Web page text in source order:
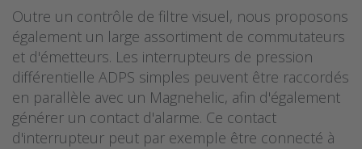
Outre un contrôle de filtre visuel, nous proposons
également un large assortiment de commutateurs
et d'émetteurs. Les interrupteurs de pression
différentielle ADPS simples peuvent être raccordés
en parallèle avec un Magnehelic, afin d'également
générer un contact d'alarme. Ce contact
d'interrupteur peut par exemple être connecté à